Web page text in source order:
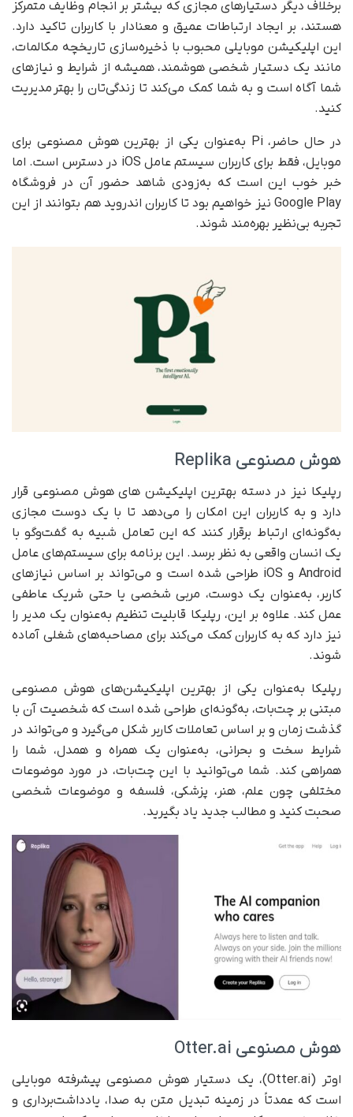
برخلاف دیگر دستیار‌های مجازی که بیشتر بر انجام وظایف متمرکز
هستند، بر ایجاد ارتباطات عمیق و معنا‌دار با کاربران تاکید دارد.
این اپلیکیشن موبایلی محبوب با ذخیره‌سازی تاریخچه مکالمات،
مانند یک دستیار شخصی هوشمند، همیشه از شرایط و نیازهای
شما آگاه است و به شما کمک می‌کند تا زندگی‌تان را بهتر مدیریت
کنید.
در حال حاضر، Pi به‌عنوان یکی از بهترین هوش مصنوعی برای
موبایل، فقط برای کاربران سیستم عامل iOS در دسترس است. اما
خبر خوب این است که به‌زودی شاهد حضور آن در فروشگاه
Google Play نیز خواهیم بود تا کاربران اندروید هم بتوانند از این
تجربه بی‌نظیر بهره‌مند شوند.
هوش مصنوعی Replika
رپلیکا نیز در دسته بهترین اپلیکیشن های هوش مصنوعی قرار
دارد و به کاربران این امکان را می‌دهد تا با یک دوست مجازی
به‌گونه‌ای ارتباط برقرار کنند که این تعامل شبیه به گفت‌وگو با
یک انسان واقعی به نظر برسد. این برنامه برای سیستم‌های عامل
Android و iOS طراحی شده است و می‌تواند بر اساس نیازهای
کاربر، به‌عنوان یک دوست، مربی شخصی یا حتی شریک عاطفی
عمل کند. علاوه بر این، رپلیکا قابلیت تنظیم به‌عنوان یک مدیر را
نیز دارد که به کاربران کمک می‌کند برای مصاحبه‌های شغلی آماده
شوند.
رپلیکا به‌عنوان یکی از بهترین اپلیکیشن‌های هوش مصنوعی
مبتنی بر چت‌بات، به‌گونه‌ای طراحی شده است که شخصیت آن با
گذشت زمان و بر اساس تعاملات کاربر شکل می‌گیرد و می‌تواند در
شرایط سخت و بحرانی، به‌عنوان یک همراه و همدل، شما را
همراهی کند. شما می‌توانید با این چت‌بات، در مورد موضوعات
مختلفی چون علم، هنر، پزشکی، فلسفه و موضوعات شخصی
صحبت کنید و مطالب جدید یاد بگیرید.
هوش مصنوعی Otter.ai
اوتر (Otter.ai)، یک دستیار هوش مصنوعی پیشرفته موبایلی
است که عمدتاً در زمینه تبدیل متن به صدا، یادداشت‌برداری و